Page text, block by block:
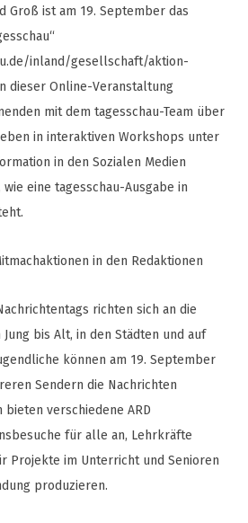
Groß ist am 19. September das
inland/gesellschaft/aktion-
dieser Online-Veranstaltung
mit dem tagesschau-Team über
in interaktiven Workshops unter
in den Sozialen Medien
eine tagesschau-Ausgabe in
in den Redaktionen
richten sich an die
bis Alt, in den Städten und auf
können am 19. September
Sendern die Nachrichten
verschiedene ARD
für alle an, Lehrkräfte
Projekte im Unterricht und Senioren
produzieren.